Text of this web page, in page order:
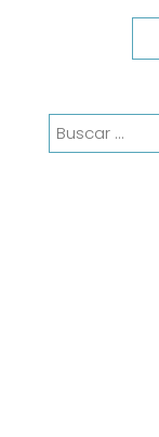
entradas